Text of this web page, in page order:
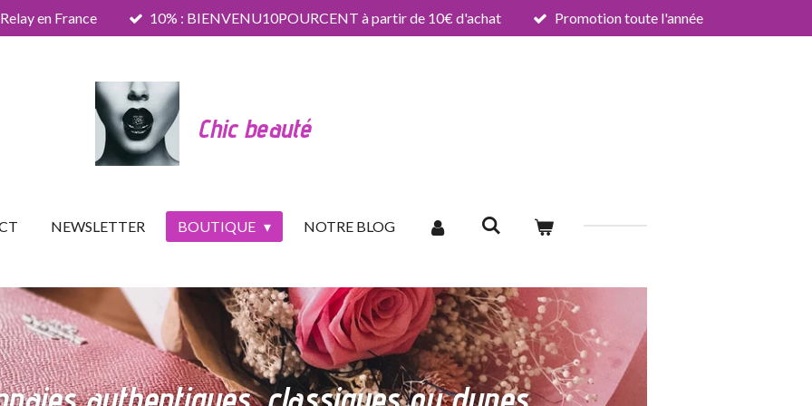
en France 10% : BIENVENU10POURCENT à partir de 10€ d'achat Promotion toute l'année
Chic beauté
NEWSLETTER BOUTIQUE NOTRE BLOG